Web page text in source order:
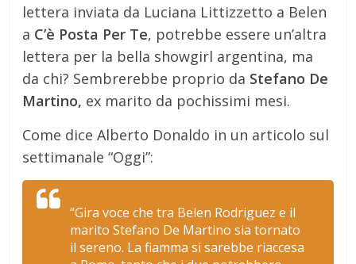
lettera inviata da Luciana Littizzetto a Belen
a C’è Posta Per Te, potrebbe essere un’altra
lettera per la bella showgirl argentina, ma
da chi? Sembrerebbe proprio da Stefano De
Martino, ex marito da pochissimi mesi.
Come dice Alberto Donaldo in un articolo sul
settimanale “Oggi”:
“Gira voce che tra Belen Rodriguez e il
marito Stefano De Martino sia tornato
il sereno. La fiamma si sarebbe riaccesa